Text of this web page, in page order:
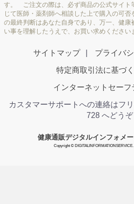
す。 ご注文の際は、必ず商品の公式サイト
じて医師・薬剤師へ相談した上で購入の可
の最終判断はあなた自身であり、万一、健
い事を理解したうえで、お買い求めください
サイトマップ プライバ
特定商取引法に基づ
インターネットセーフ
カスタマーサポートへの連絡はフ
728 へどうぞ
健康通販デジタルインフォメ
Copyright © DIGITALINFORMATIONSERVICE.